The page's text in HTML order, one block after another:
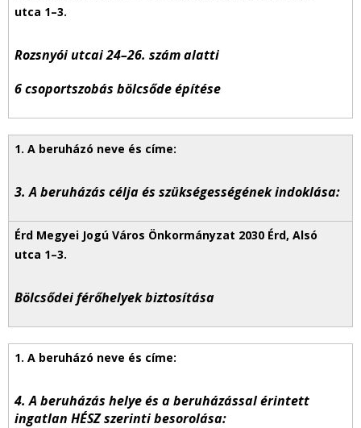
Rozsnyói utcai 24–26. szám alatti
6 csoportszobás bölcsőde építése
3. A beruházás célja és szükségességének indoklása:
Bölcsődei férőhelyek biztosítása
4. A beruházás helye és a beruházással érintett
ingatlan HÉSZ szerinti besorolása: